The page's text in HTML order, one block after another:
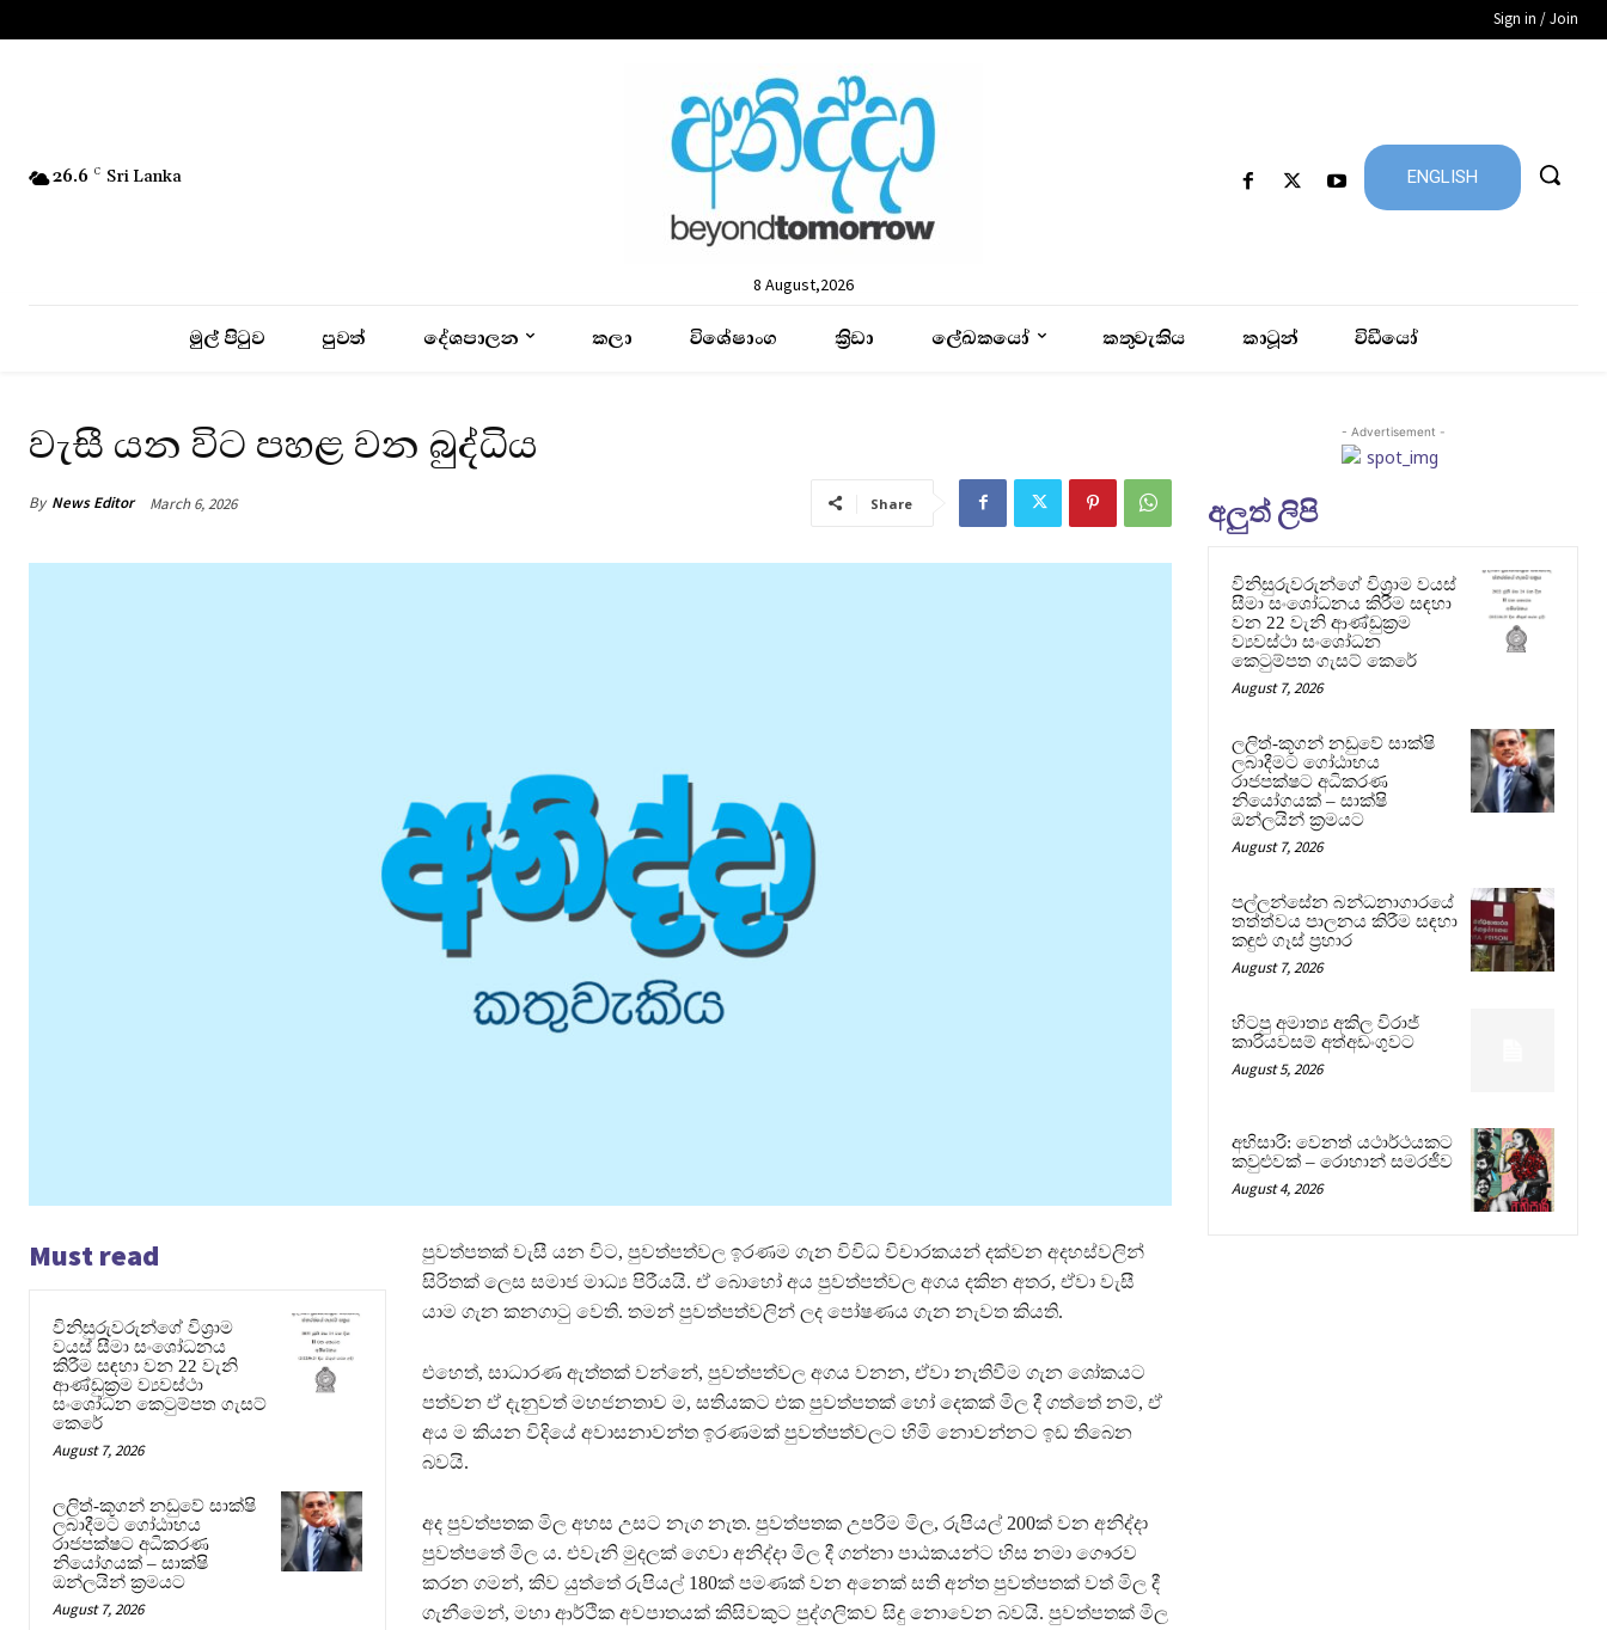
Sign in / Join
26.6 C Sri Lanka
8 August,2026
ENGLISH
මුල් පිටුව පුවත් දේශපාලන කලා විශේෂාංග ක්‍රිඩා ලේඛකයෝ කතුවැකිය කාටූන් විඩීයෝ
වැසී යන විට පහළ වන බුද්ධිය
By News Editor March 6, 2026 Share
Must read
විනිසුරුවරුන්ගේ විශ්‍රාම
වයස් සීමා සංශෝධනය
කිරීම සඳහා වන 22 වැනි
ආණ්ඩුක්‍රම ව්‍යවස්ථා
සංශෝධන කෙටුම්පත ගැසට්
කෙරේ
August 7, 2026
ලලිත්-කූගන් නඩුවේ සාක්ෂි
ලබාදීමට ගෝඨාභය
රාජපක්ෂට අධිකරණ
නියෝගයක් – සාක්ෂි
ඔන්ලයින් ක්‍රමයට
August 7, 2026
පුවත්පතක් වැසී යන විට, පුවත්පත්වල ඉරණම ගැන විවිධ විචාරකයන් දක්වන අදහස්වලින්
සිරිතක් ලෙස සමාජ මාධ්‍ය පිරීයයි. ඒ බොහෝ අය පුවත්පත්වල අගය දකින අතර, ඒවා වැසී
යාම ගැන කනගාටු වෙති. තමන් පුවත්පත්වලින් ලද පෝෂණය ගැන නැවත කියති.
එහෙත්, සාධාරණ ඇත්තක් වන්නේ, පුවත්පත්වල අගය වනන, ඒවා නැතිවීම ගැන ශෝකයට
පත්වන ඒ දැනුවත් මහජනතාව ම, සතියකට එක පුවත්පතක් හෝ දෙකක් මිල දී ගත්තේ නම්, ඒ
අය ම කියන විදියේ අවාසනාවන්ත ඉරණමක් පුවත්පත්වලට හිමි නොවන්නට ඉඩ තිබෙන
බවයි.
අද පුවත්පතක මිල අහස උසට නැග නැත. පුවත්පතක උපරිම මිල, රුපියල් 200ක් වන අනිද්දා
පුවත්පතේ මිල ය. එවැනි මුදලක් ගෙවා අනිද්දා මිල දී ගන්නා පාඨකයන්ට හිස නමා ගෞරව
කරන ගමන්, කිව යුත්තේ රුපියල් 180ක් පමණක් වන අනෙක් සති අන්ත පුවත්පතක් වත් මිල දී
ගැනීමෙන්, මහා ආර්ථික අවපාතයක් කිසිවකුට පුද්ගලිකව සිදු නොවෙන බවයි. පුවත්පතක් මිල
- Advertisement -
අලුත් ලිපි
විනිසුරුවරුන්ගේ විශ්‍රාම වයස්
සීමා සංශෝධනය කිරීම සඳහා
වන 22 වැනි ආණ්ඩුක්‍රම
ව්‍යවස්ථා සංශෝධන
කෙටුම්පත ගැසට් කෙරේ
August 7, 2026
ලලිත්-කූගන් නඩුවේ සාක්ෂි
ලබාදීමට ගෝඨාභය
රාජපක්ෂට අධිකරණ
නියෝගයක් – සාක්ෂි
ඔන්ලයින් ක්‍රමයට
August 7, 2026
පල්ලන්සේන බන්ධනාගාරයේ
තත්ත්වය පාලනය කිරීම සඳහා
කඳුළු ගෑස් ප්‍රහාර
August 7, 2026
හිටපු අමාත්‍ය අකිල විරාජ්
කාරියවසම් අත්අඩංගුවට
August 5, 2026
අභිසාරී: වෙනත් යථාර්ථයකට
කවුළුවක් – රොහාන් සමරජීව
August 4, 2026